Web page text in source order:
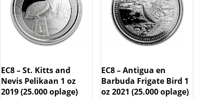
EC8 – St. Kitts and
Nevis Pelikaan 1 oz
2019 (25.000 oplage)
EC8 – Antigua en
Barbuda Frigate Bird 1
oz 2021 (25.000 oplage)